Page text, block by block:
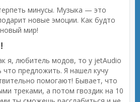
минусы. Музыка — это
новые эмоции. Как будто
мир!
я, любитель модов, то у jetAudio
что предложить. Я нашел кучу
помогают! Бывает, что
треками, а потом гвоздик на 10